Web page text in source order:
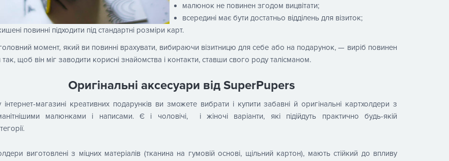
малюнок не повинен згодом вицвітати;
всередині має бути достатньо відділень для візиток;
повинні підходити під стандартні розміри карт.
момент, який ви повинні врахувати, вибираючи візитницю для себе або на подарунок, — виріб повинен
так, щоб він міг заводити корисні знайомства і контакти, ставши свого роду талісманом.
Оригінальні аксесуари від SuperPupers
магазині креативних подарунків ви зможете вибрати і купити забавні й оригінальні картхолдери з
малюнками і написами. Є і чоловічі, і жіночі варіанти, які підійдуть практично будь-якій
виготовлені з міцних матеріалів (тканина на гумовій основі, щільний картон), мають стійкий до впливу